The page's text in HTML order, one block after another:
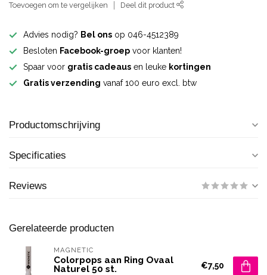
Toevoegen om te vergelijken Deel dit product
Advies nodig? Bel ons op 046-4512389
Besloten Facebook-groep voor klanten!
Spaar voor gratis cadeaus en leuke kortingen
Gratis verzending vanaf 100 euro excl. btw
Productomschrijving
Specificaties
Reviews
Gerelateerde producten
MAGNETIC
Colorpops aan Ring Ovaal
Naturel 50 st.
€7,50